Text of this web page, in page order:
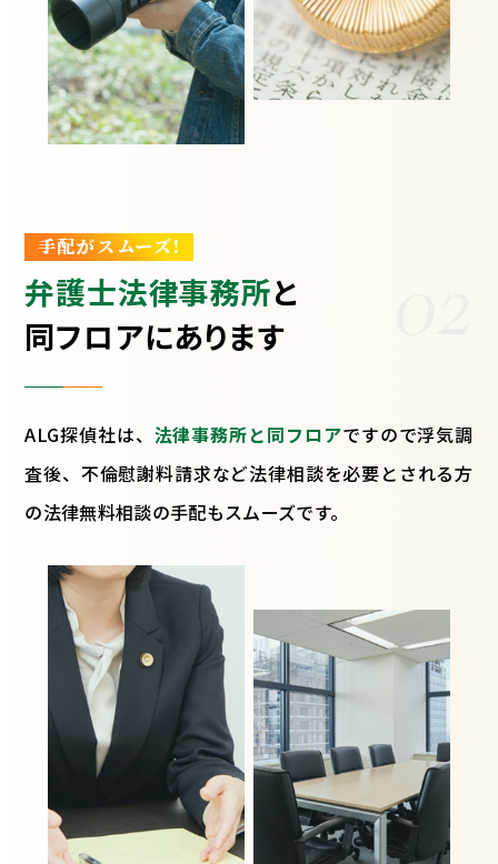
手配がスムーズ!
弁護士法律事務所と
同フロアにあります
ALG探偵社は、 法律事務所と同フロアですので浮気調
査後、不倫慰謝料請求など法律相談を必要とされる方
の法律無料相談の手配もスムーズです。